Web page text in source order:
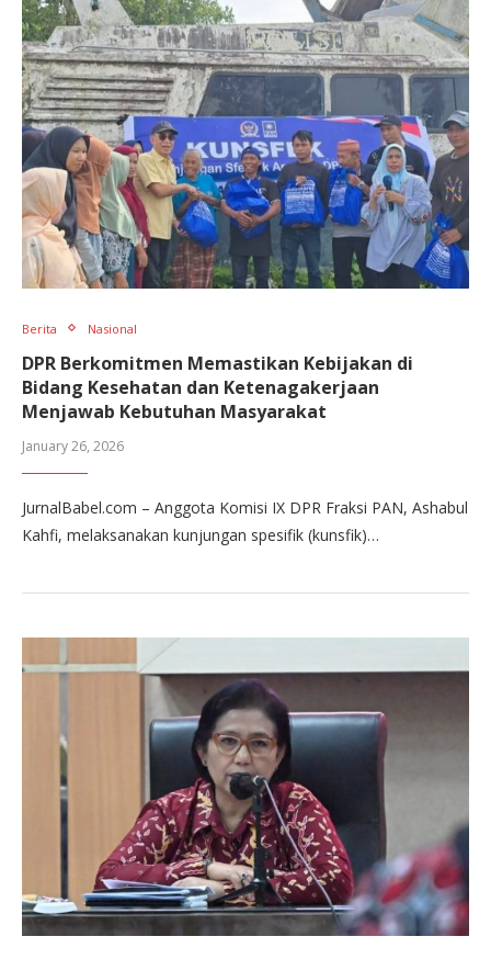
Berita Nasional
DPR Berkomitmen Memastikan Kebijakan di
Bidang Kesehatan dan Ketenagakerjaan
Menjawab Kebutuhan Masyarakat
January 26, 2026
JurnalBabel.com – Anggota Komisi IX DPR Fraksi PAN, Ashabul
Kahfi, melaksanakan kunjungan spesifik (kunsfik)…